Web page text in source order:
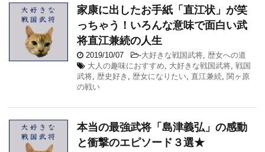
家康に出したお手紙「直江状」が笑
っちゃう！いろんな意味で面白い武
将直江兼続の人生
2019/10/07 -大好きな戦国武将 歴女への道
大人の趣味におすすめ
大好きな戦国武将 戦国
武将 歴史好き 歴女になりたい 直江兼続 関ヶ原
の戦い
本当の最強武将「島津義弘」の感動
と衝撃のエピソード３選★